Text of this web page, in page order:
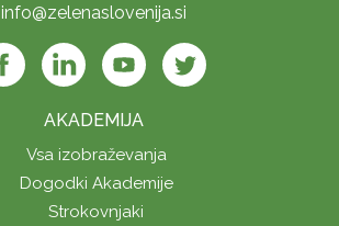
info@zelenaslovenija.si
AKADEMIJA
Vsa izobraževanja
Dogodki Akademije
Strokovnjaki